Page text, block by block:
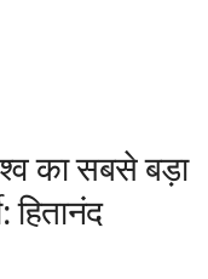
का सबसे बड़ा
हितानंद